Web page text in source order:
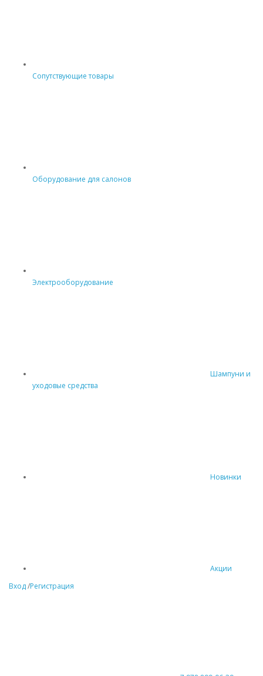
Сопутствующие товары
Оборудование для салонов
Электрооборудование
Шампуни и
уходовые средства
Новинки
Акции
Вход/Регистрация